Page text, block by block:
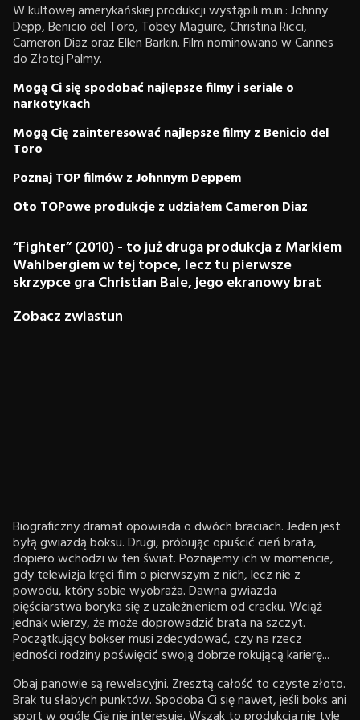
W kultowej amerykańskiej produkcji wystąpili m.in.: Johnny
Depp, Benicio del Toro, Tobey Maguire, Christina Ricci,
Cameron Diaz oraz Ellen Barkin. Film nominowano w Cannes
do Złotej Palmy.
Mogą Ci się spodobać najlepsze filmy i seriale o
narkotykach
Mogą Cię zainteresować najlepsze filmy z Benicio del
Toro
Poznaj TOP filmów z Johnnym Deppem
Oto TOPowe produkcje z udziałem Cameron Diaz
“Fighter” (2010) - to już druga produkcja z Markiem
Wahlbergiem w tej topce, lecz tu pierwsze
skrzypce gra Christian Bale, jego ekranowy brat
Zobacz zwiastun
Biograficzny dramat opowiada o dwóch braciach. Jeden jest
byłą gwiazdą boksu. Drugi, próbując opuścić cień brata,
dopiero wchodzi w ten świat. Poznajemy ich w momencie,
gdy telewizja kręci film o pierwszym z nich, lecz nie z
powodu, który sobie wyobraża. Dawna gwiazda
pięściarstwa boryka się z uzależnieniem od cracku. Wciąż
jednak wierzy, że może doprowadzić brata na szczyt.
Początkujący bokser musi zdecydować, czy na rzecz
jedności rodziny poświęcić swoją dobrze rokującą karierę...
Obaj panowie są rewelacyjni. Zresztą całość to czyste złoto.
Brak tu słabych punktów. Spodoba Ci się nawet, jeśli boks ani